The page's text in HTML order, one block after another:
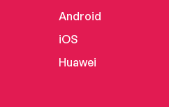
Android
iOS
Huawei